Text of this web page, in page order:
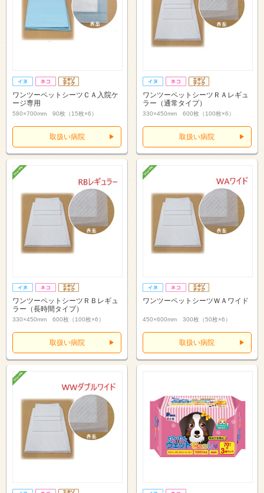
ワンツーペットシーツＣＡ入院ケ
ージ専用
580×700mm 90枚（15枚×6）
取扱い病院
ワンツーペットシーツＲＡレギュ
ラー（通常タイプ）
330×450mm 600枚（100枚×6）
取扱い病院
ワンツーペットシーツＲＢレギュ
ラー（長時間タイプ）
330×450mm 600枚（100枚×6）
取扱い病院
ワンツーペットシーツＷＡワイド
450×600mm 300枚（50枚×6）
取扱い病院